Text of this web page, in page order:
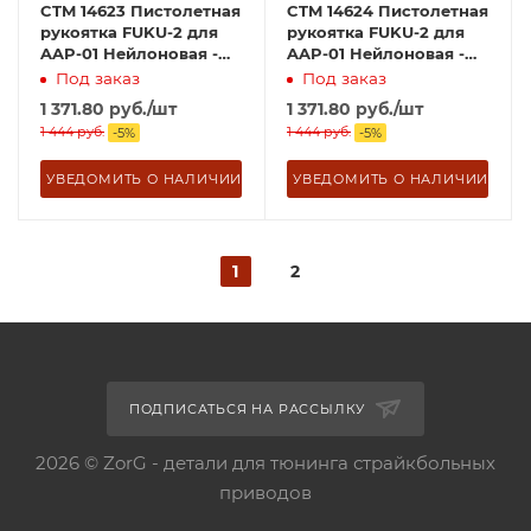
CTM 14623 Пистолетная
рукоятка FUKU-2 для
AAP-01 Нейлоновая -
Серая
Под заказ
1 371.80 руб./шт
1 444руб. -5%
УВЕДОМИТЬ О НАЛИЧИИ
CTM 14624 Пистолетная
рукоятка FUKU-2 для
AAP-01 Нейлоновая -
Тановая
Под заказ
1 371.80 руб./шт
1 444руб. -5%
УВЕДОМИТЬ О НАЛИЧИИ
1 2
ПОДПИСАТЬСЯ НА РАССЫЛКУ
2026 © ZorG - детали для тюнинга страйкбольных
приводов